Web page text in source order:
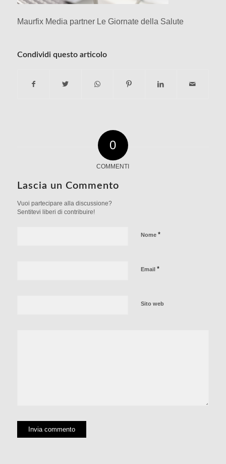
Maurfix Media partner Le Giornate della Salute
Condividi questo articolo
0
COMMENTI
Lascia un Commento
Vuoi partecipare alla discussione?
Sentitevi liberi di contribuire!
Nome *
Email *
Sito web